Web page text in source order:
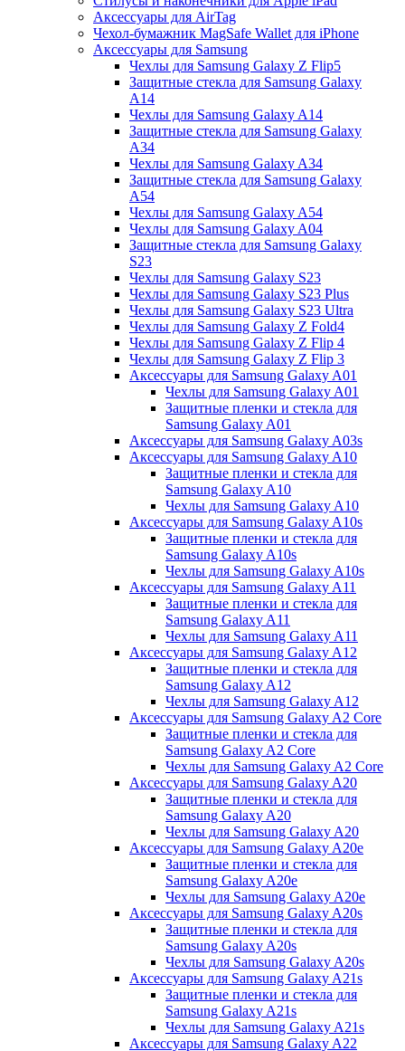
Аксессуары для AirTag
Чехол-бумажник MagSafe Wallet для iPhone
Аксессуары для Samsung
Чехлы для Samsung Galaxy Z Flip5
Защитные стекла для Samsung Galaxy
A14
Чехлы для Samsung Galaxy A14
Защитные стекла для Samsung Galaxy
A34
Чехлы для Samsung Galaxy A34
Защитные стекла для Samsung Galaxy
A54
Чехлы для Samsung Galaxy A54
Чехлы для Samsung Galaxy A04
Защитные стекла для Samsung Galaxy
S23
Чехлы для Samsung Galaxy S23
Чехлы для Samsung Galaxy S23 Plus
Чехлы для Samsung Galaxy S23 Ultra
Чехлы для Samsung Galaxy Z Fold4
Чехлы для Samsung Galaxy Z Flip 4
Чехлы для Samsung Galaxy Z Flip 3
Аксессуары для Samsung Galaxy A01
Чехлы для Samsung Galaxy A01
Защитные пленки и стекла для
Samsung Galaxy A01
Аксессуары для Samsung Galaxy A03s
Аксессуары для Samsung Galaxy A10
Защитные пленки и стекла для
Samsung Galaxy A10
Чехлы для Samsung Galaxy A10
Аксессуары для Samsung Galaxy A10s
Защитные пленки и стекла для
Samsung Galaxy A10s
Чехлы для Samsung Galaxy A10s
Аксессуары для Samsung Galaxy A11
Защитные пленки и стекла для
Samsung Galaxy A11
Чехлы для Samsung Galaxy A11
Аксессуары для Samsung Galaxy A12
Защитные пленки и стекла для
Samsung Galaxy A12
Чехлы для Samsung Galaxy A12
Аксессуары для Samsung Galaxy A2 Core
Защитные пленки и стекла для
Samsung Galaxy A2 Core
Чехлы для Samsung Galaxy A2 Core
Аксессуары для Samsung Galaxy A20
Защитные пленки и стекла для
Samsung Galaxy A20
Чехлы для Samsung Galaxy A20
Аксессуары для Samsung Galaxy A20e
Защитные пленки и стекла для
Samsung Galaxy A20e
Чехлы для Samsung Galaxy A20e
Аксессуары для Samsung Galaxy A20s
Защитные пленки и стекла для
Samsung Galaxy A20s
Чехлы для Samsung Galaxy A20s
Аксессуары для Samsung Galaxy A21s
Защитные пленки и стекла для
Samsung Galaxy A21s
Чехлы для Samsung Galaxy A21s
Аксессуары для Samsung Galaxy A22